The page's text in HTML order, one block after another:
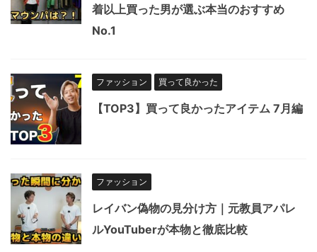
着以上買った男が選ぶ本当のおすすめ
No.1
ファッション 買って良かった
【TOP3】買って良かったアイテム 7月編
ファッション
レイバン偽物の見分け方｜元教員アパレ
ルYouTuberが本物と徹底比較